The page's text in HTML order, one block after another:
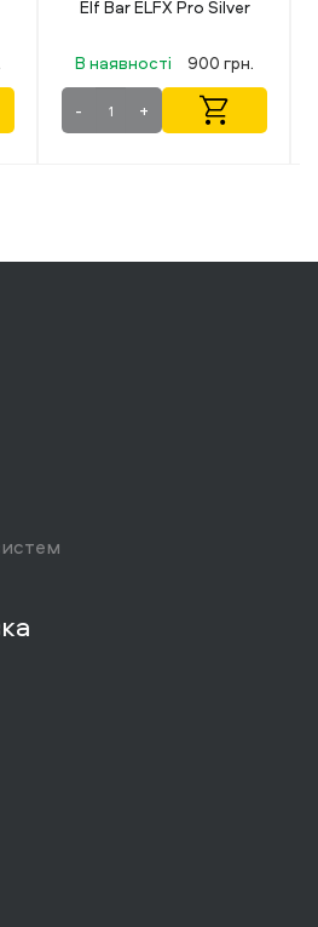
Geekvape Sonder Q Lite
помаранчевий)
В наявності 499 грн.